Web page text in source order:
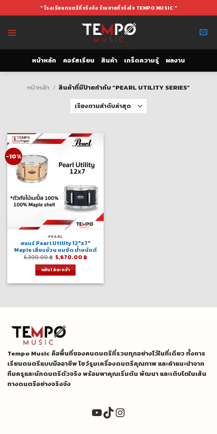
to
" โรงเรียนดนตรีที่จริงจัง ร้านขายที่จริงใจ TEMPO MUSIC "
หน้าหลัก คอร์สเรียน สินค้า เกร็ดความรู้ ผลงาน
หน้าหลัก / สินค้าที่มีป้ายกำกับ “PEARL UTILITY SERIES”
-10%
PEARL
สแนร์ Pearl Utility 12″x7″
Maple เสียงอ้วน คมชัด น้ำหนักดี
6,300.00฿ Original
price
was:
6,300.00 ฿.
5,670.00 ฿
หยิบใส่ตะกร้า
Tempo Music คือพื้นที่ของคนดนตรีที่รวมทุกอย่างไว้ในที่เดียว ทั้งการ
เรียนดนตรีแบบมืออาชีพ โชว์รูมเครื่องดนตรีคุณภาพ และคำแนะนำจาก
ทีมครูและนักดนตรีตัวจริง พร้อมพาคุณเริ่มต้น พัฒนา และเติบโตในเส้น
ทางดนตรีอย่างจริงจัง
YouTube
TikTok
Instagram